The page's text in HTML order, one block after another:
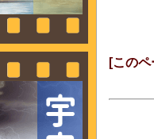
[この